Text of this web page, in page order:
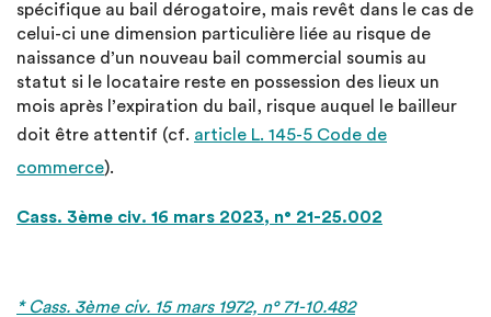
spécifique au bail dérogatoire, mais revêt dans le cas de
celui-ci une dimension particulière liée au risque de
naissance d’un nouveau bail commercial soumis au
statut si le locataire reste en possession des lieux un
mois après l’expiration du bail, risque auquel le bailleur
doit être attentif (cf. article L. 145-5 Code de
commerce).
Cass. 3ème civ. 16 mars 2023, n° 21-25.002
* Cass. 3ème civ. 15 mars 1972, n° 71-10.482